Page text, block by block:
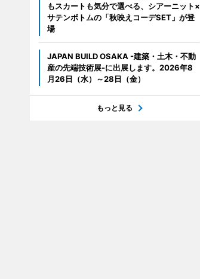
もスカートも気分で選べる、シアーニット×
サテンボトムの「秋映えコーデSET」が登
場
JAPAN BUILD OSAKA -建築・土木・不動
産の先端技術展-に出展します。2026年8
月26日（水）～28日（金）
もっと見る